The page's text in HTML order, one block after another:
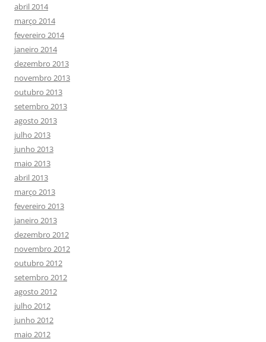
abril 2014
março 2014
fevereiro 2014
janeiro 2014
dezembro 2013
novembro 2013
outubro 2013
setembro 2013
agosto 2013
julho 2013
junho 2013
maio 2013
abril 2013
março 2013
fevereiro 2013
janeiro 2013
dezembro 2012
novembro 2012
outubro 2012
setembro 2012
agosto 2012
julho 2012
junho 2012
maio 2012